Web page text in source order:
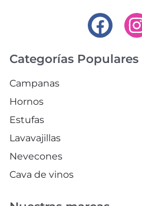
Categorías Populares
Campanas
Hornos
Estufas
Lavavajillas
Nevecones
Cava de vinos